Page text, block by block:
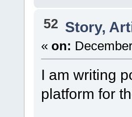
52 Story,
« on:
I am writing
platform for